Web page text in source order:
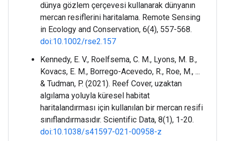
dünya gözlem çerçevesi kullanarak dünyanın
mercan resiflerini haritalama. Remote Sensing
in Ecology and Conservation, 6(4), 557-568.
doi:10.1002/rse2.157
Kennedy, E. V., Roelfsema, C. M., Lyons, M. B.,
Kovacs, E. M., Borrego-Acevedo, R., Roe, M., ...
& Tudman, P. (2021). Reef Cover, uzaktan
algılama yoluyla küresel habitat
haritalandırması için kullanılan bir mercan resifi
sınıflandırmasıdır. Scientific Data, 8(1), 1-20.
doi:10.1038/s41597-021-00958-z